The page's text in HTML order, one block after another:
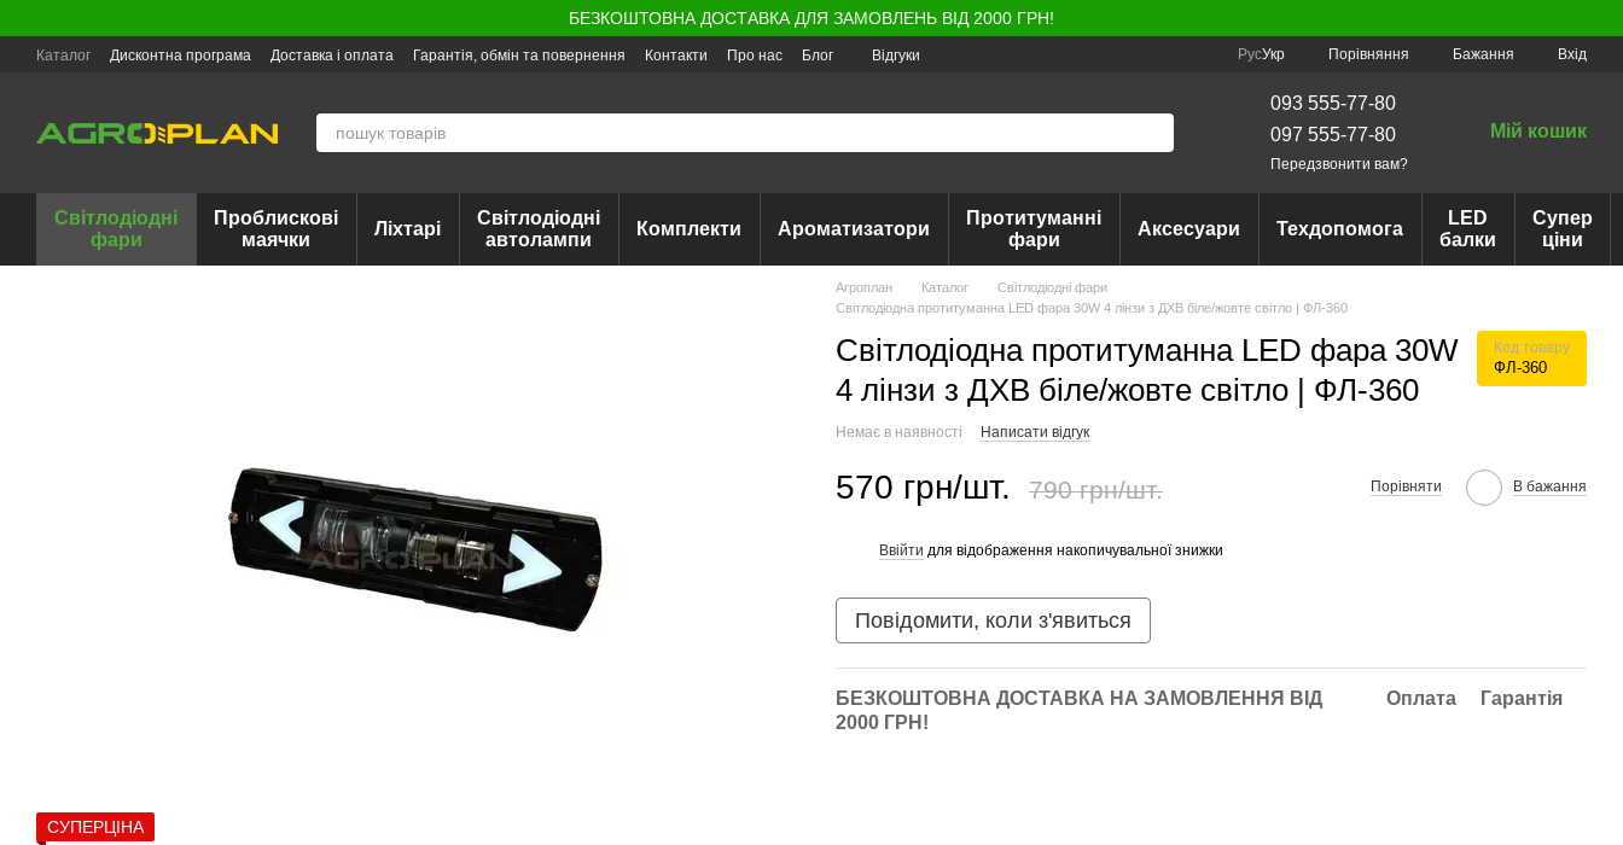
БЕЗКОШТОВНА ДОСТАВКА ДЛЯ ЗАМОВЛЕНЬ ВІД 2000 ГРН!
Каталог Дисконтна програма Доставка і оплата Гарантія, обмін та повернення Контакти Про нас Блог Відгуки РусУкр Порівняння Бажання Вхід
093 555-77-80
097 555-77-80
Передзвонити вам?
Мій кошик
Світлодіодні
фари
Проблискові
маячки
Ліхтарі
Світлодіодні
автолампи
Комплекти Ароматизатори
Протитуманні
фари
Аксесуари Техдопомога
LED
балки
Супер
ціни
СУПЕРЦІНА
Агроплан Каталог
Світлодіодні фари
Світлодіодна протитуманна LED фара 30W 4 лінзи з ДХВ біле/жовте світло | ФЛ-360
Світлодіодна протитуманна LED фара 30W
4 лінзи з ДХВ біле/жовте світло | ФЛ-360
Код товару
ФЛ-360
Немає в наявності Написати відгук
570 грн/шт. 790 грн/шт. Порівняти В бажання
Ввійти для відображення накопичувальної знижки
Повідомити, коли з'явиться
БЕЗКОШТОВНА ДОСТАВКА НА ЗАМОВЛЕННЯ ВІД
2000 ГРН!
Оплата Гарантія